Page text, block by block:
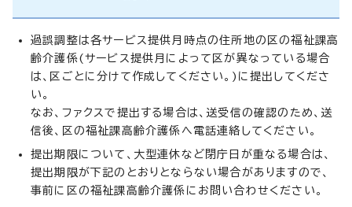
過誤調整は各サービス提供月時点の住所地の区の福祉課高
齢介護係(サービス提供月によって区が異なっている場合
は、区ごとに分けて作成してください。)に提出してくださ
い。
なお、ファクスで提出する場合は、送受信の確認のため、送
信後、区の福祉課高齢介護係へ電話連絡してください。
提出期限について、大型連休など閉庁日が重なる場合は、
提出期限が下記のとおりとならない場合がありますので、
事前に区の福祉課高齢介護係にお問い合わせください。